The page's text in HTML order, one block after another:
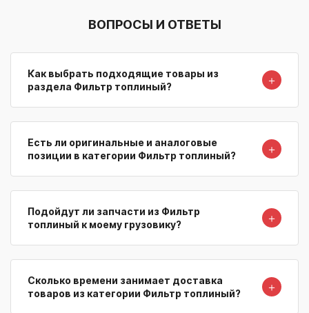
ВОПРОСЫ И ОТВЕТЫ
Как выбрать подходящие товары из
раздела Фильтр топлиный?
＋
Есть ли оригинальные и аналоговые
позиции в категории Фильтр топлиный?
＋
Подойдут ли запчасти из Фильтр
топлиный к моему грузовику?
＋
Сколько времени занимает доставка
товаров из категории Фильтр топлиный?
＋